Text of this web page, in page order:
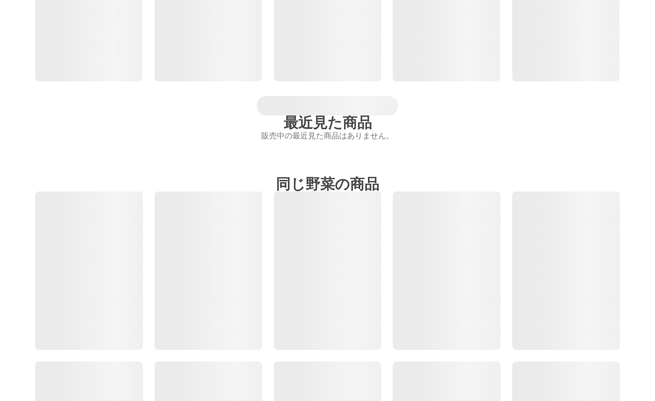
最近見た商品
販売中の最近見た商品はありません。
同じ野菜の商品